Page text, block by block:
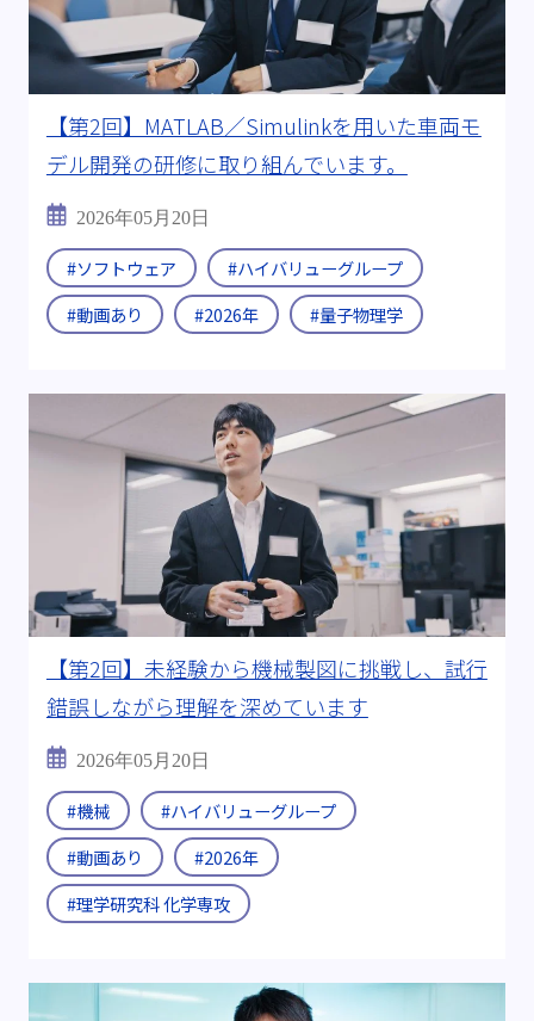
【第2回】MATLAB／Simulinkを用いた車両モ
デル開発の研修に取り組んでいます。
2026年05月20日
#ソフトウェア
#ハイバリューグループ
#動画あり
#2026年 #量子物理学
【第2回】未経験から機械製図に挑戦し、試行
錯誤しながら理解を深めています
2026年05月20日
#機械
#ハイバリューグループ
#動画あり
#2026年
#理学研究科 化学専攻